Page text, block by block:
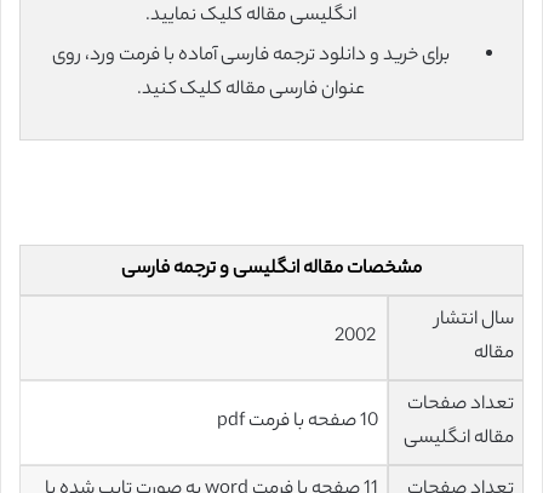
انگلیسی مقاله کلیک نمایید.
برای خرید و دانلود ترجمه فارسی آماده با فرمت ورد، روی
عنوان فارسی مقاله کلیک کنید.
مشخصات مقاله انگلیسی و ترجمه فارسی
سال انتشار
مقاله
تعداد صفحات
مقاله انگلیسی
10 صفحه با فرمت pdf